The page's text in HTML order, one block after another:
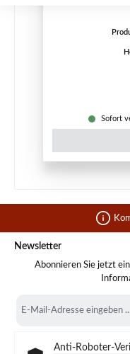
Sofort
Newsletter
Abonnieren Sie jetzt
Mail-
Anti-Roboter-